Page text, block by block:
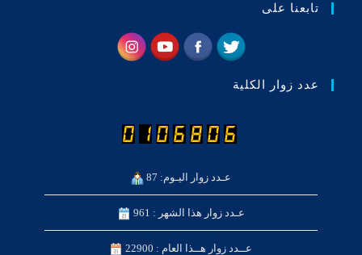
تابعنا على
عدد زوار الكلية
عـدد زوار اليـوم: 87
عـدد زوار هذا الشهر : 961
عــدد زوار هــذا العام : 22900